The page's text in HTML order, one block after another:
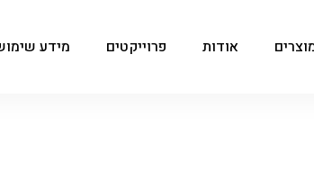
אודות פרוייקטים מידע